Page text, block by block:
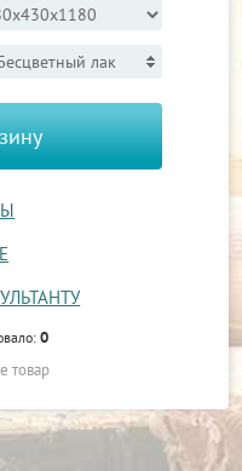
лак
0
товар